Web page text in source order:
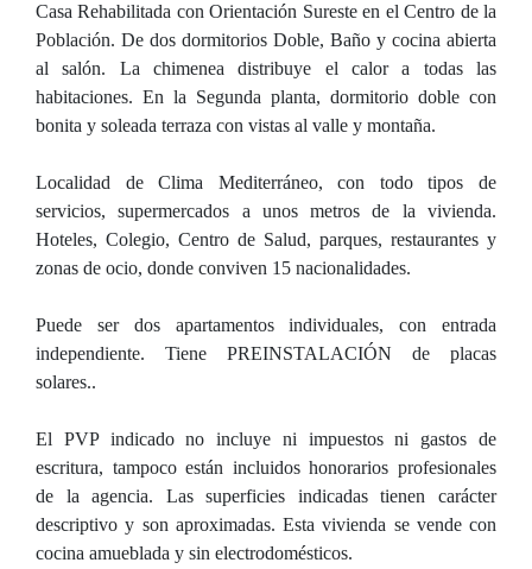
Casa Rehabilitada con Orientación Sureste en el Centro de la
Población. De dos dormitorios Doble, Baño y cocina abierta
al salón. La chimenea distribuye el calor a todas las
habitaciones. En la Segunda planta, dormitorio doble con
bonita y soleada terraza con vistas al valle y montaña.
Localidad de Clima Mediterráneo, con todo tipos de
servicios, supermercados a unos metros de la vivienda.
Hoteles, Colegio, Centro de Salud, parques, restaurantes y
zonas de ocio, donde conviven 15 nacionalidades.
Puede ser dos apartamentos individuales, con entrada
independiente. Tiene PREINSTALACIÓN de placas
solares..
El PVP indicado no incluye ni impuestos ni gastos de
escritura, tampoco están incluidos honorarios profesionales
de la agencia. Las superficies indicadas tienen carácter
descriptivo y son aproximadas. Esta vivienda se vende con
cocina amueblada y sin electrodomésticos.